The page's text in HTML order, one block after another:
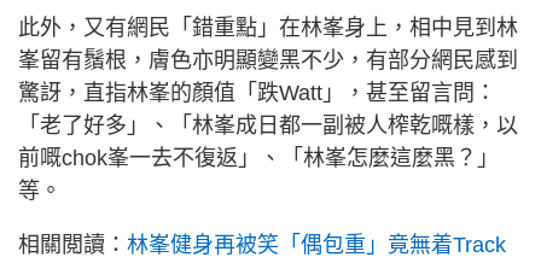
此外，又有網民「錯重點」在林峯身上，相中見到林
峯留有鬚根，膚色亦明顯變黑不少，有部分網民感到
驚訝，直指林峯的顏值「跌Watt」，甚至留言問：
「老了好多」、「林峯成日都一副被人榨乾嘅樣，以
前嘅chok峯一去不復返」、「林峯怎麼這麼黑？」
等。
相關閲讀： 林峯健身再被笑「偶包重」竟無着Track